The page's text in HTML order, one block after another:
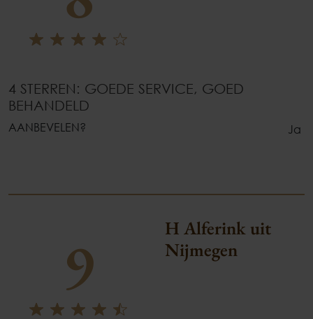
4 STERREN: GOEDE SERVICE, GOED
BEHANDELD
AANBEVELEN? Ja
9
H Alferink uit
Nijmegen